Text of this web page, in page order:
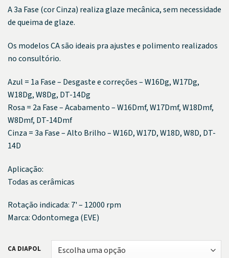
A 3a Fase (cor Cinza) realiza glaze mecânica, sem necessidade
de queima de glaze.
Os modelos CA são ideais pra ajustes e polimento realizados
no consultório.
Azul = 1a Fase – Desgaste e correções – W16Dg, W17Dg,
W18Dg, W8Dg, DT-14Dg
Rosa = 2a Fase – Acabamento – W16Dmf, W17Dmf, W18Dmf,
W8Dmf, DT-14Dmf
Cinza = 3a Fase – Alto Brilho – W16D, W17D, W18D, W8D, DT-
14D
Aplicação:
Todas as cerâmicas
Rotação indicada: 7' – 12000 rpm
Marca: Odontomega (EVE)
CA DIAPOL